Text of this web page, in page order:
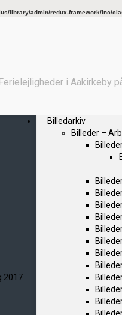
library/admin/redux-framework/inc/
Ferielejligheder i Aakirkeby
2017
Billedarkiv
Billeder –